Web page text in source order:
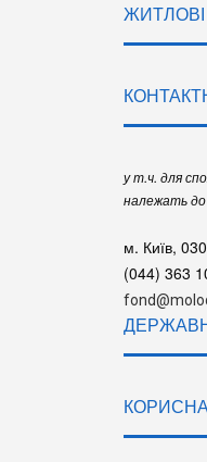
у т.ч. для
належать
м. Київ,
(044) 363